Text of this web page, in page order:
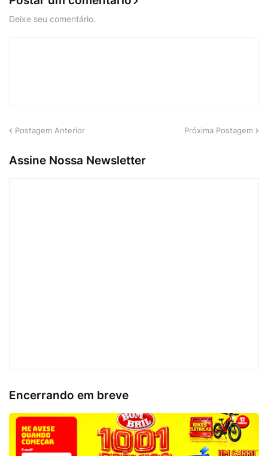
Deixe seu comentário.
Postagem Anterior Próxima Postagem
Assine Nossa Newsletter
Encerrando em breve